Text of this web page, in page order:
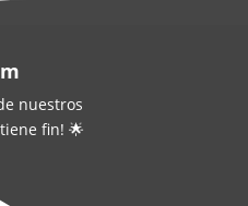
nuestros
fin! 🌟